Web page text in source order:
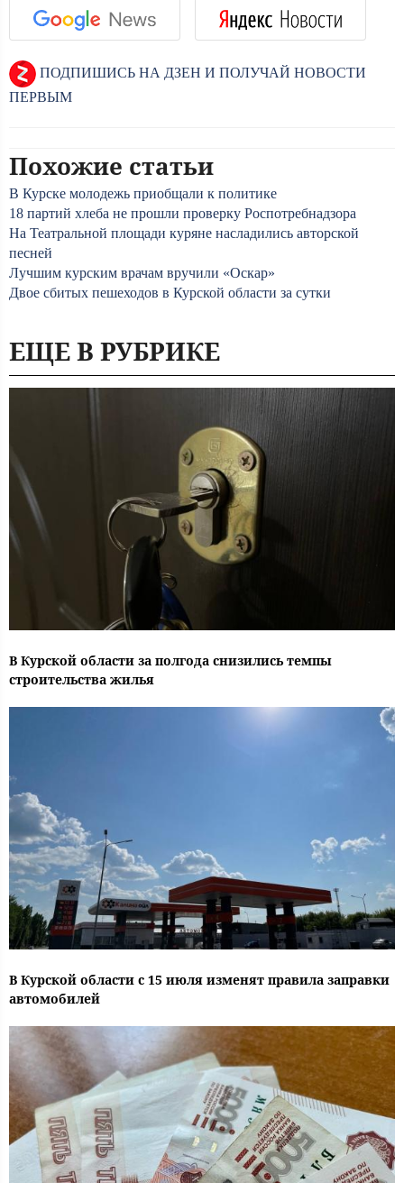
ПОДПИШИСЬ НА ДЗЕН И ПОЛУЧАЙ НОВОСТИ
ПЕРВЫМ
Похожие статьи
В Курске молодежь приобщали к политике
18 партий хлеба не прошли проверку Роспотребнадзора
На Театральной площади куряне насладились авторской
песней
Лучшим курским врачам вручили «Оскар»
Двое сбитых пешеходов в Курской области за сутки
ЕЩЕ В РУБРИКЕ
В Курской области за полгода снизились темпы
строительства жилья
В Курской области с 15 июля изменят правила заправки
автомобилей